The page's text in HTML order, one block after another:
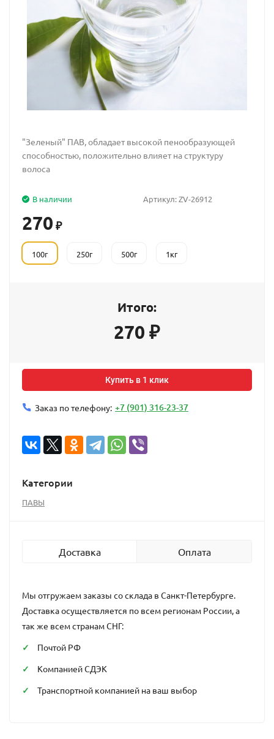
"Зеленый" ПАВ, обладает высокой пенообразующей
способностью, положительно влияет на структуру
волоса
Артикул:ZV-26912
В наличии
270 ₽
100г 250г 500г 1кг
Итого:
270 ₽
Купить в 1 клик
Заказ по телефону: +7 (901) 316-23-37
Категории
ПАВЫ
Доставка Оплата
Мы отгружаем заказы со склада в Санкт-Петербурге.
Доставка осуществляется по всем регионам России, а
так же всем странам СНГ:
Почтой РФ
Компанией СДЭК
Транспортной компанией на ваш выбор